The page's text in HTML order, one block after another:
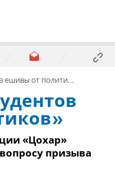
от политиков»
«Цохар»
призыва